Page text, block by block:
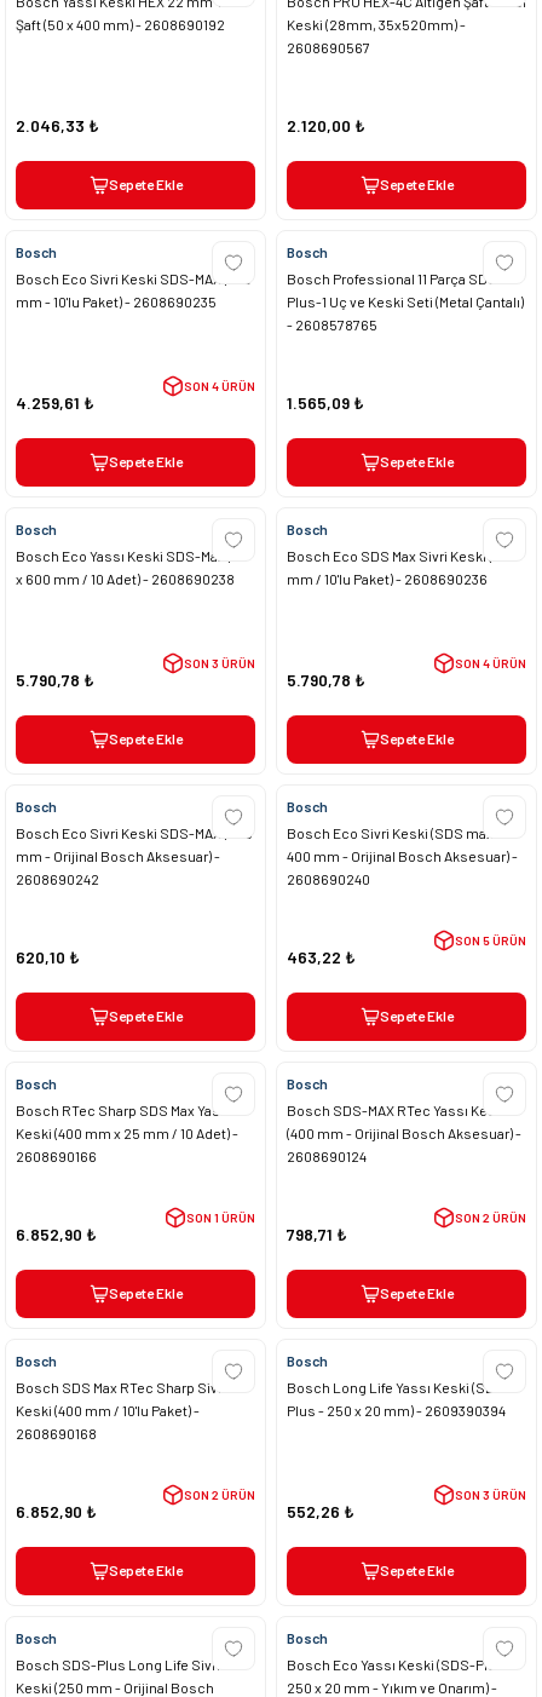
Şaft (50 x 400 mm) - 2608690192
2.046,33 ₺
Sepete Ekle
Keski (28mm, 35x520mm) -
2608690567
2.120,00 ₺
Sepete Ekle
Bosch
Bosch Eco Sivri Keski SDS-MAX (400
mm - 10'lu Paket) - 2608690235
4.259,61 ₺
SON 4 ÜRÜN
Sepete Ekle
Bosch
Bosch Professional 11 Parça SDS
Plus-1 Uç ve Keski Seti (Metal Çantalı)
- 2608578765
1.565,09 ₺
Sepete Ekle
Bosch
Bosch Eco Yassı Keski SDS-Max (25
x 600 mm / 10 Adet) - 2608690238
5.790,78 ₺
SON 3 ÜRÜN
Sepete Ekle
Bosch
Bosch Eco SDS Max Sivri Keski (600
mm / 10'lu Paket) - 2608690236
5.790,78 ₺
SON 4 ÜRÜN
Sepete Ekle
Bosch
Bosch Eco Sivri Keski SDS-MAX (600
mm - Orijinal Bosch Aksesuar) -
2608690242
620,10 ₺
Sepete Ekle
Bosch
Bosch Eco Sivri Keski (SDS max -
400 mm - Orijinal Bosch Aksesuar) -
2608690240
463,22 ₺
SON 5 ÜRÜN
Sepete Ekle
Bosch
Bosch RTec Sharp SDS Max Yassı
Keski (400 mm x 25 mm / 10 Adet) -
2608690166
6.852,90 ₺
SON 1 ÜRÜN
Sepete Ekle
Bosch
Bosch SDS-MAX RTec Yassı Keski
(400 mm - Orijinal Bosch Aksesuar) -
2608690124
798,71 ₺
SON 2 ÜRÜN
Sepete Ekle
Bosch
Bosch SDS Max RTec Sharp Sivri
Keski (400 mm / 10'lu Paket) -
2608690168
6.852,90 ₺
SON 2 ÜRÜN
Sepete Ekle
Bosch
Bosch Long Life Yassı Keski (SDS
Plus - 250 x 20 mm) - 2609390394
552,26 ₺
SON 3 ÜRÜN
Sepete Ekle
Bosch
Bosch SDS-Plus Long Life Sivri
Keski (250 mm - Orijinal Bosch
Bosch
Bosch Eco Yassı Keski (SDS-Plus -
250 x 20 mm - Yıkım ve Onarım) -